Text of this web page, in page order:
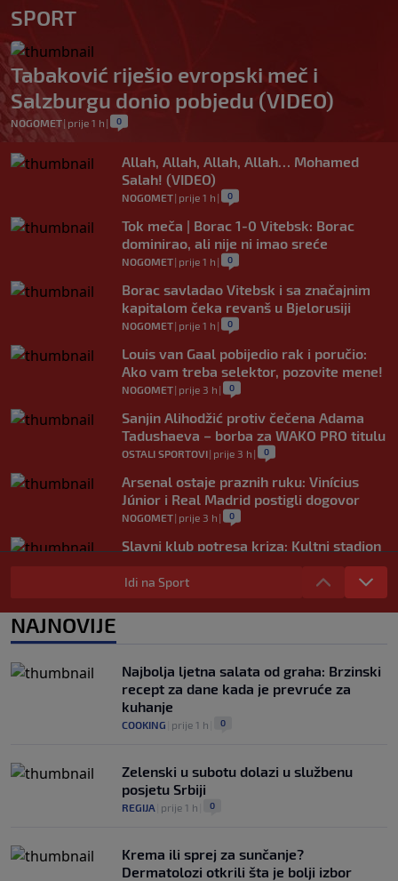
SPORT
Tabaković riješio evropski meč i
Salzburgu donio pobjedu (VIDEO)
NOGOMET| prije 1 h | 0
Allah, Allah, Allah, Allah… Mohamed
Salah! (VIDEO)
NOGOMET| prije 1 h | 0
Tok meča | Borac 1-0 Vitebsk: Borac
dominirao, ali nije ni imao sreće
NOGOMET| prije 1 h | 0
Borac savladao Vitebsk i sa značajnim
kapitalom čeka revanš u Bjelorusiji
NOGOMET| prije 1 h | 0
Louis van Gaal pobijedio rak i poručio:
Ako vam treba selektor, pozovite mene!
NOGOMET| prije 3 h | 0
Sanjin Alihodžić protiv čečena Adama
Tadushaeva – borba za WAKO PRO titulu
OSTALI SPORTOVI| prije 3 h | 0
Arsenal ostaje praznih ruku: Vinícius
Júnior i Real Madrid postigli dogovor
NOGOMET| prije 3 h | 0
Slavni klub potresa kriza: Kultni stadion
u Italiji bit će prazan na početku sezone,
navijači objavili rat upravi
Idi na Sport
NAJNOVIJE
Najbolja ljetna salata od graha: Brzinski
recept za dane kada je prevruće za
kuhanje
COOKING prije 1 h 0
Zelenski u subotu dolazi u službenu
posjetu Srbiji
REGIJA prije 1 h 0
Krema ili sprej za sunčanje?
Dermatolozi otkrili šta je bolji izbor